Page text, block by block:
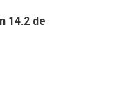
14.2 de